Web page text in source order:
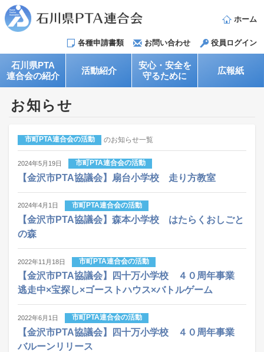
ホーム
各種申請書類 お問い合わせ 役員ログイン
石川県PTA
連合会の紹介
活動紹介
安心・安全を
守るために
広報紙
お知らせ
市町PTA連合会の活動 のお知らせ一覧
2024年5月19日 市町PTA連合会の活動
【金沢市PTA協議会】扇台小学校 走り方教室
2024年4月1日 市町PTA連合会の活動
【金沢市PTA協議会】森本小学校 はたらくおしごと
の森
2022年11月18日 市町PTA連合会の活動
【金沢市PTA協議会】四十万小学校 ４０周年事業
逃走中×宝探し×ゴーストハウス×バトルゲーム
2022年6月1日 市町PTA連合会の活動
【金沢市PTA協議会】四十万小学校 ４０周年事業
バルーンリリース